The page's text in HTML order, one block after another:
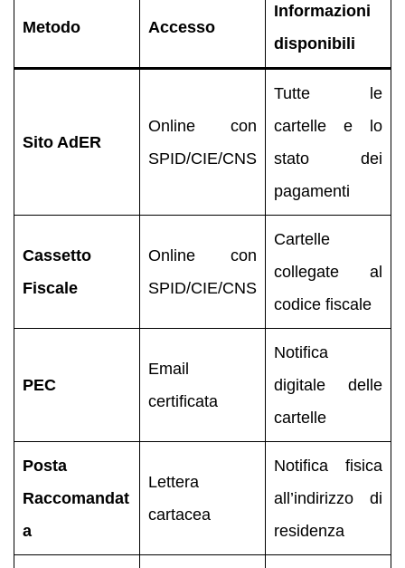
Metodo Accesso
Informazioni
disponibili
Sito AdER
Online con
SPID/CIE/CNS
Tutte le
cartelle e lo
stato dei
pagamenti
Cassetto
Fiscale
Online con
SPID/CIE/CNS
Cartelle
collegate al
codice fiscale
PEC
Email
certificata
Notifica
digitale delle
cartelle
Posta
Raccomandat
a
Lettera
cartacea
Notifica fisica
all’indirizzo di
residenza